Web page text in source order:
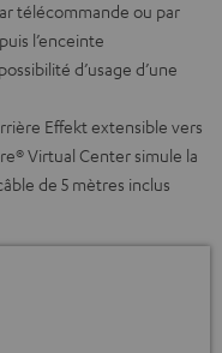
télécommande ou par
l’enceinte
d’usage d’une
Effekt extensible vers
Virtual Center simule la
de 5 mètres inclus